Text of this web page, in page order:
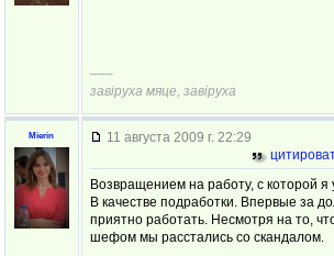
–––
завiруха мяце, завiруха
Mierin
11 августа 2009 г. 22:29
Возвращением на работу, с которой
В качестве подработки. Впервые за
приятно работать. Несмотря на то,
шефом мы расстались со скандалом.